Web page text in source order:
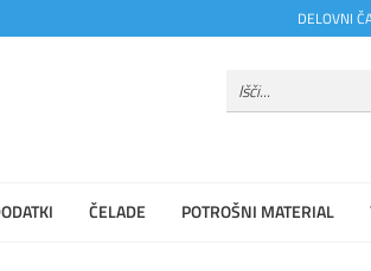
DELOVNI
ČELADE POTROŠNI MATERIAL